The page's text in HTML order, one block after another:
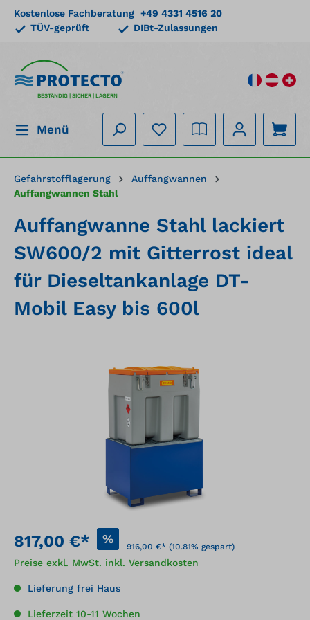
springen
Kostenlose Fachberatung +49 4331 4516 20
TÜV-geprüft
DIBt-Zulassungen
BESTÄNDIG | SICHER | LAGERN
Menü
Gefahrstofflagerung
Auffangwannen
Auffangwannen Stahl
Auffangwanne Stahl lackiert
SW600/2 mit Gitterrost ideal
für Dieseltankanlage DT-
Mobil Easy bis 600l
Bildergalerie überspringen
817,00 €* %
916,00 €* (10.81% gespart)
Preise exkl. MwSt. inkl. Versandkosten
Lieferung frei Haus
Lieferzeit 10-11 Wochen